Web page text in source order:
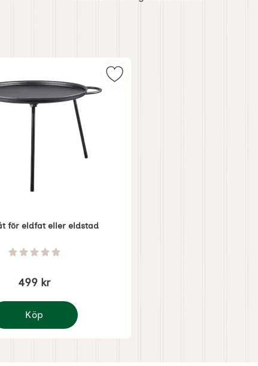
eller eldstad som favorit
för eldfat eller eldstad
Betyg: 0 Stjärnor av 5
499 kr
Köp
för eldfat eller eldstad
Markera pizzaplåt för eldfat